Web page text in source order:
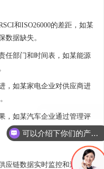
和ISO26000的差距，如某
数据缺失。
任部门和时间表，如某能源
，如某家电企业对供应商进
，如某汽车企业通过管理评
应链数据实时监控和追溯，
可以介绍下你们的产品么